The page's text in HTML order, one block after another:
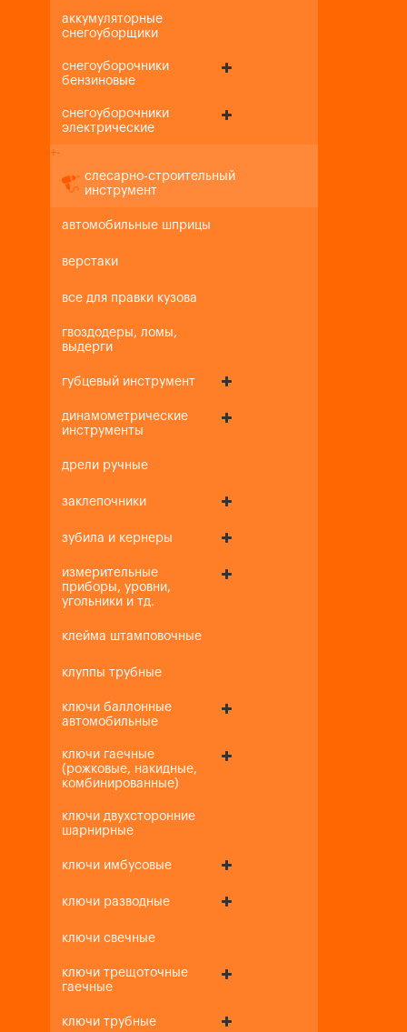
аккумуляторные
снегоуборщики
снегоуборочники
бензиновые
снегоуборочники
электрические
+-
слесарно-строительный
инструмент
автомобильные шприцы
верстаки
все для правки кузова
гвоздодеры, ломы,
выдерги
губцевый инструмент
динамометрические
инструменты
дрели ручные
заклепочники
зубила и кернеры
измерительные
приборы, уровни,
угольники и тд.
клейма штамповочные
клуппы трубные
ключи баллонные
автомобильные
ключи гаечные
(рожковые, накидные,
комбинированные)
ключи двухсторонние
шарнирные
ключи имбусовые
ключи разводные
ключи свечные
ключи трещоточные
гаечные
ключи трубные